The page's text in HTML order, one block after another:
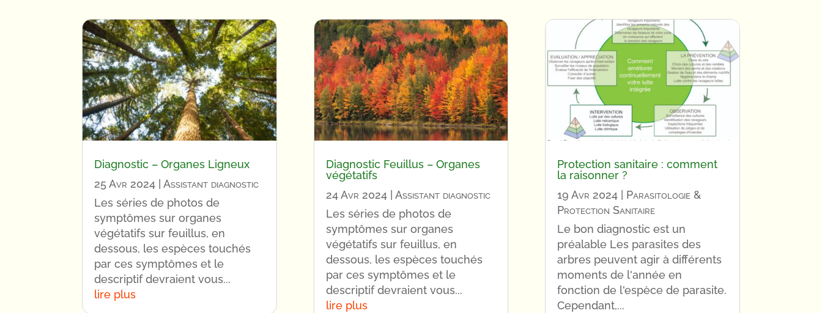
Diagnostic – Organes Ligneux
25 Avr 2024 |Assistant diagnostic
Les séries de photos de
symptômes sur organes
végétatifs sur feuillus, en
dessous, les espèces touchés
par ces symptômes et le
descriptif devraient vous...
lire plus
Diagnostic Feuillus – Organes
végétatifs
24 Avr 2024| Assistant diagnostic
Les séries de photos de
symptômes sur organes
végétatifs sur feuillus, en
dessous, les espèces touchés
par ces symptômes et le
descriptif devraient vous...
lire plus
Protection sanitaire : comment
la raisonner ?
19 Avr 2024| Parasitologie &
Protection Sanitaire
Le bon diagnostic est un
préalable Les parasites des
arbres peuvent agir à différents
moments de l'année en
fonction de l'espèce de parasite.
Cependant,...